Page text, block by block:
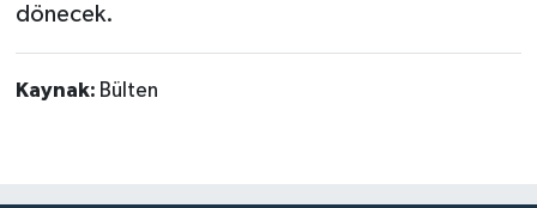
dönecek.
Kaynak: Bülten